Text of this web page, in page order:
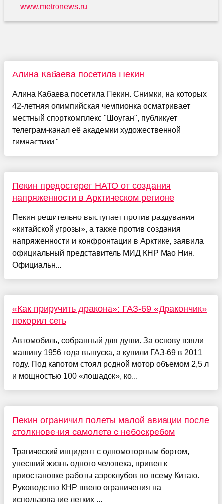
www.metronews.ru
Алина Кабаева посетила Пекин
Алина Кабаева посетила Пекин. Снимки, на которых
42-летняя олимпийская чемпионка осматривает
местный спорткомплекс "Шоуган", публикует
телеграм-канал её академии художественной
гимнастики "...
Пекин предостерег НАТО от создания
напряженности в Арктическом регионе
Пекин решительно выступает против раздувания
«китайской угрозы», а также против создания
напряженности и конфронтации в Арктике, заявила
официальный представитель МИД КНР Мао Нин.
Официальн...
«Как приручить дракона»: ГАЗ-69 «Дракончик»
покорил сеть
Автомобиль, собранный для души. За основу взяли
машину 1956 года выпуска, а купили ГАЗ-69 в 2011
году. Под капотом стоял родной мотор объемом 2,5 л
и мощностью 100 «лошадок», ко...
Пекин ограничил полеты малой авиации после
столкновения самолета с небоскребом
Трагический инцидент с одномоторным бортом,
унесший жизнь одного человека, привел к
приостановке работы аэроклубов по всему Китаю.
Руководство КНР ввело ограничения на
использование легких ...